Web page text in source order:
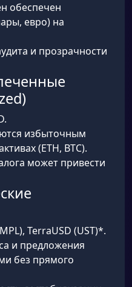
обеспечен
евро) на
и прозрачности
избыточным
(ETH, BTC).
может привести
TerraUSD (UST)*.
и предложения
без прямого